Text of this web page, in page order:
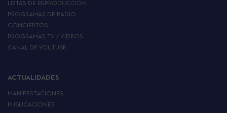
LISTAS DE REPRODUCCIÓN
PROGRAMAS DE RADIO
CONCIERTOS
PROGRAMAS TV / VÍDEOS
CANAL DE YOUTUBE
ACTUALIDADES
MANIFESTACIONES
PUBLICACIONES